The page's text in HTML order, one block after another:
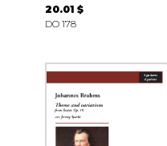
20.01 $
DO 178